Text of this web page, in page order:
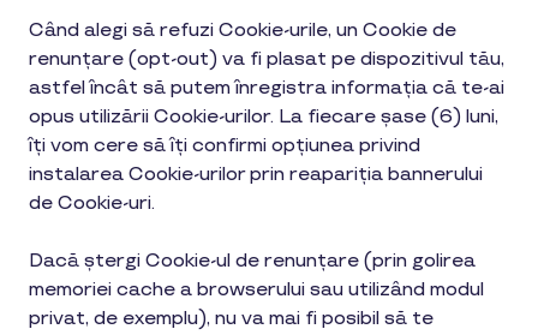
Când alegi să refuzi Cookie-urile, un Cookie de
renunțare (opt-out) va fi plasat pe dispozitivul tău,
astfel încât să putem înregistra informația că te-ai
opus utilizării Cookie-urilor. La fiecare șase (6) luni,
îți vom cere să îți confirmi opțiunea privind
instalarea Cookie-urilor prin reapariția bannerului
de Cookie-uri.
Dacă ștergi Cookie-ul de renunțare (prin golirea
memoriei cache a browserului sau utilizând modul
privat, de exemplu), nu va mai fi posibil să te